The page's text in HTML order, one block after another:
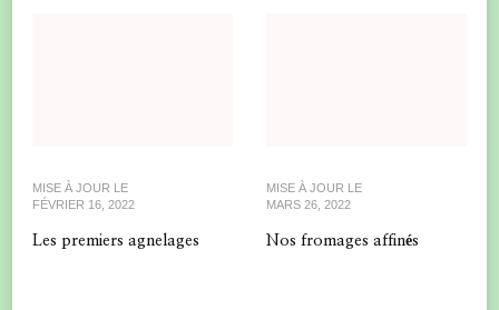
MISE À JOUR LE
FÉVRIER 16, 2022
Les premiers agnelages
MISE À JOUR LE
MARS 26, 2022
Nos fromages affinés